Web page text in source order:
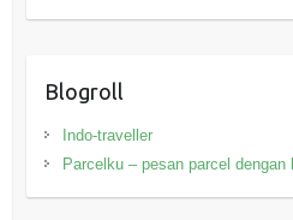
Blogroll
Indo-traveller
Parcelku – pesan parcel dengan